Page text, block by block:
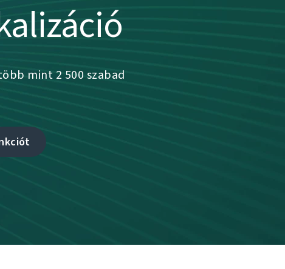
mint 2 500 szabad